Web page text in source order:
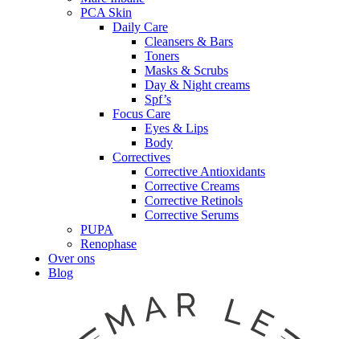
PCA Skin
Daily Care
Cleansers & Bars
Toners
Masks & Scrubs
Day & Night creams
Spf’s
Focus Care
Eyes & Lips
Body
Correctives
Corrective Antioxidants
Corrective Creams
Corrective Retinols
Corrective Serums
PUPA
Renophase
Over ons
Blog